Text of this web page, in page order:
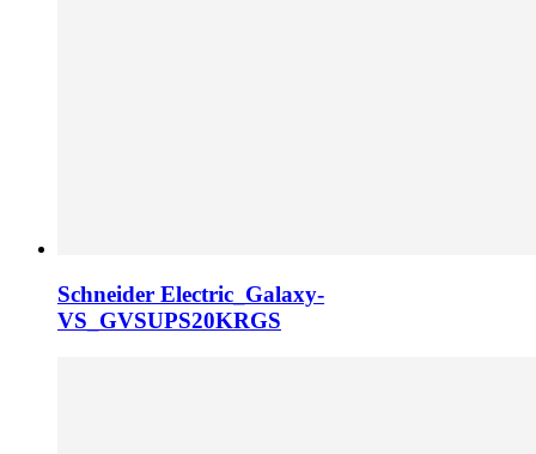
Schneider Electric_Galaxy-
VS_GVSUPS20KRGS